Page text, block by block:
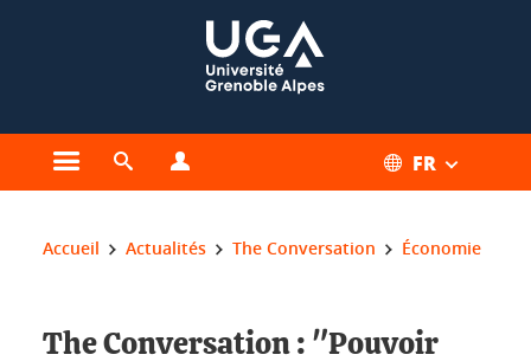
Ouvrir le menu principal
Ouvrir le moteur de recherche FR
Vous êtes ici :
Accueil Actualités The Conversation Économie
The Conversation : "Pouvoir